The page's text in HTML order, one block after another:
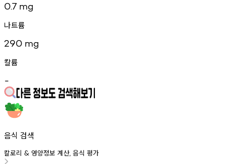
0.7 mg
나트륨
290 mg
칼륨
-
음식 검색
칼로리 & 영양정보 계산, 음식 평가